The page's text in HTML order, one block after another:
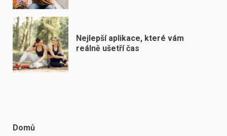
Nejlepší aplikace, které vám
reálně ušetří čas
Domů